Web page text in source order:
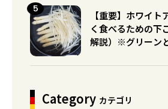
【重要】ホワイ
く食べるための下
解説）※グリーン
Category カテゴリ